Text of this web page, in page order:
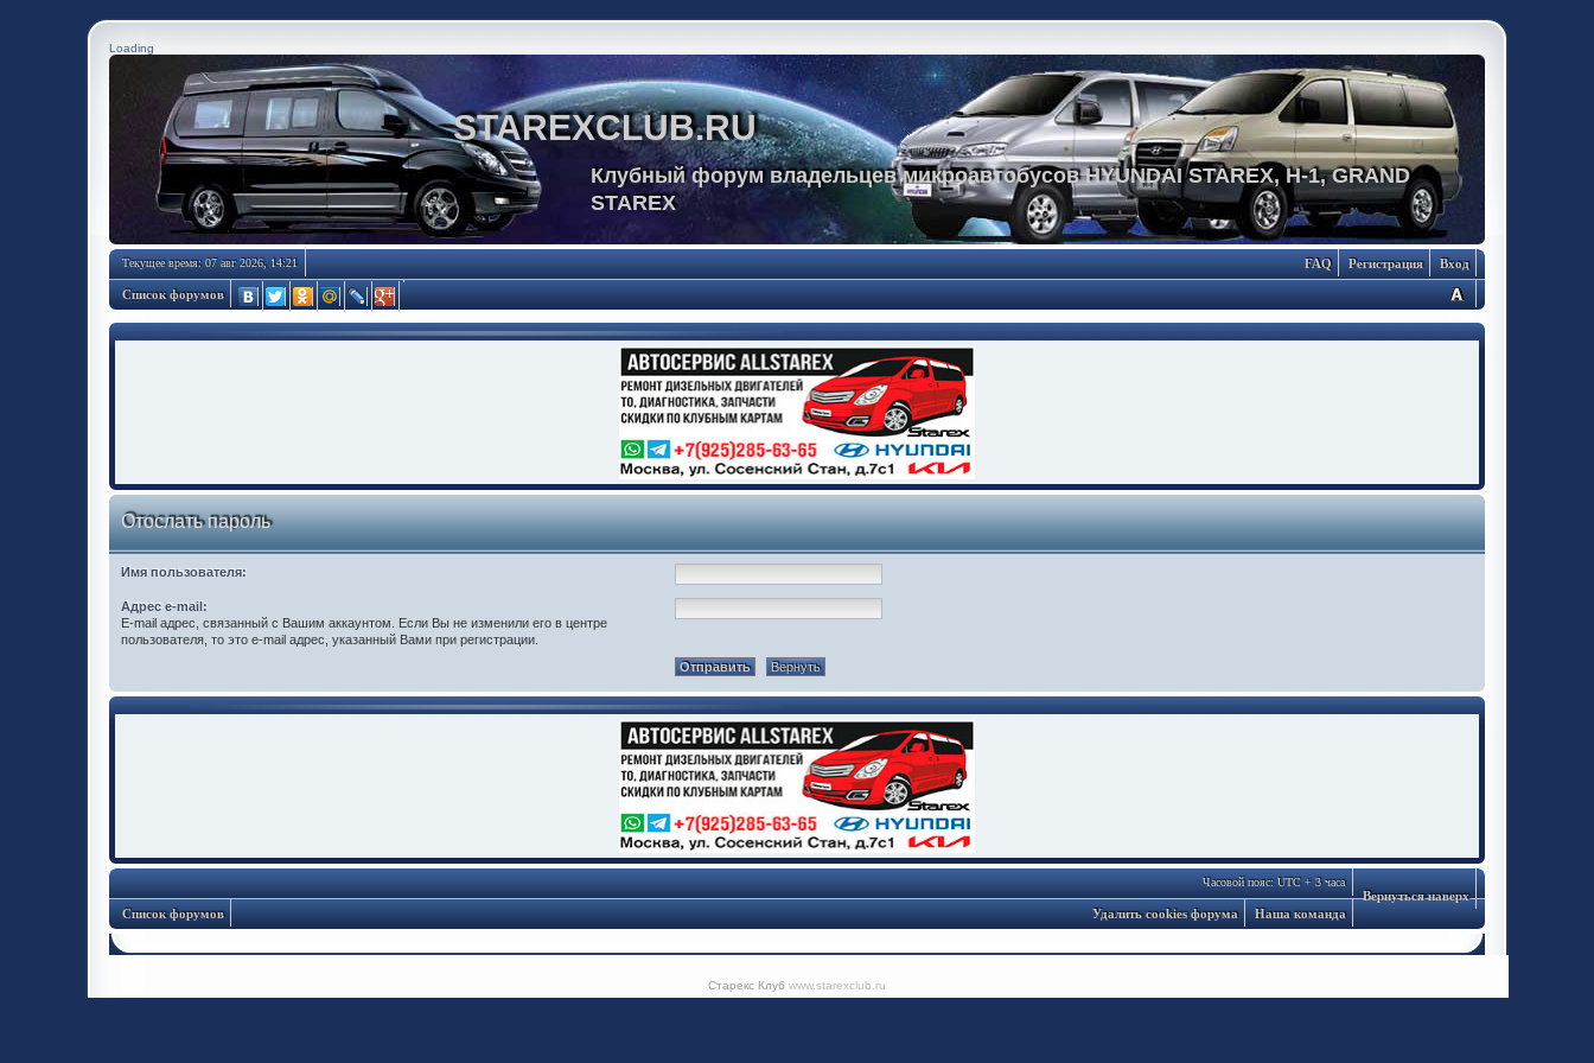
Loading
STAREXCLUB.RU
Клубный форум владельцев микроавтобусов HYUNDAI STAREX, H-1, GRAND
STAREX
Текущее время: 07 авг 2026, 14:21 Вход
Регистрация
FAQ
Список форумов
Отослать пароль
Имя пользователя:
Адрес e-mail:
E-mail адрес, связанный с Вашим аккаунтом. Если Вы не изменили его в центре
пользователя, то это e-mail адрес, указанный Вами при регистрации.
Вернуться наверх
Часовой пояс: UTC + 3 часа
Список форумов Наша команда
Удалить cookies форума
Старекс Клуб www.starexclub.ru